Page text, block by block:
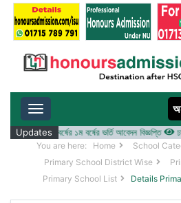
Toggle navigation
Updates
২৬ শিক্ষাবর্ষের ১ম বর্ষের ভর্তি আবেদন বিজ্ঞপ্তি
You are here: Home School
Primary School District Wise
Primary School List
Details